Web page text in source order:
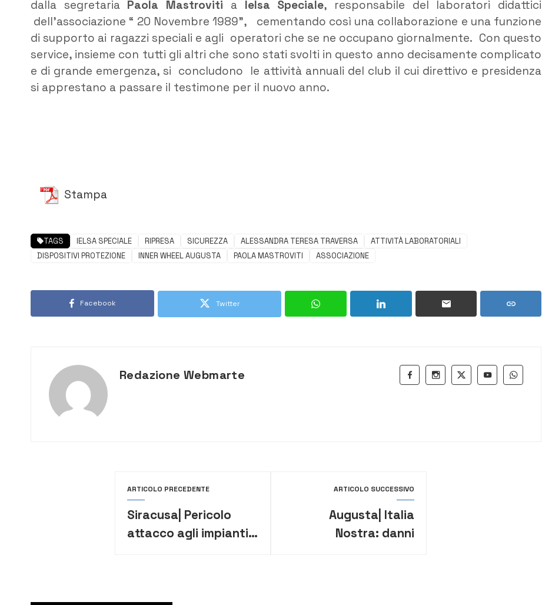
dalla segretaria Paola Mastroviti a Ielsa Speciale, responsabile del laboratori didattici
dell’associazione “ 20 Novembre 1989”, cementando così una collaborazione e una funzione
di supporto ai ragazzi speciali e agli operatori che se ne occupano giornalmente. Con questo
service, insieme con tutti gli altri che sono stati svolti in questo anno decisamente complicato
e di grande emergenza, si concludono le attività annuali del club il cui direttivo e presidenza
si apprestano a passare il testimone per il nuovo anno.
Stampa
TAGS IELSA SPECIALE RIPRESA SICUREZZA ALESSANDRA TERESA TRAVERSA
ATTIVITÀ LABORATORIALI
DISPOSITIVI PROTEZIONE
INNER WHEEL AUGUSTA PAOLA MASTROVITI ASSOCIAZIONE
Facebook Twitter
Redazione Webmarte
ARTICOLO PRECEDENTE
Siracusa| Pericolo
attacco agli impianti
ARTICOLO SUCCESSIVO
Augusta| Italia
Nostra: danni